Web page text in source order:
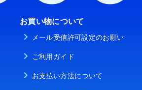
お買い物について
メール受信許可設定のお願い
ご利用ガイド
お支払い方法について